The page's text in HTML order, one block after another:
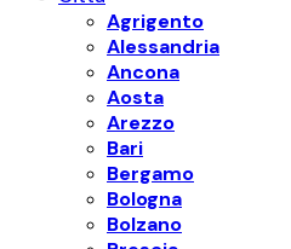
Agrigento
Alessandria
Ancona
Aosta
Arezzo
Bari
Bergamo
Bologna
Bolzano